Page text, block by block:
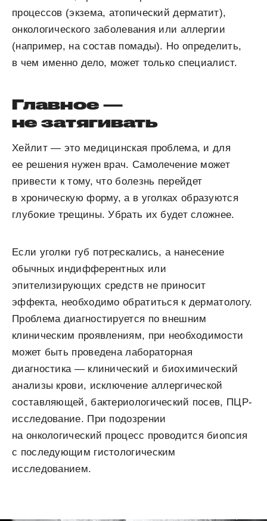
процессов (экзема, атопический дерматит),
онкологического заболевания или аллергии
(например, на состав помады). Но определить,
в чем именно дело, может только специалист.
Главное —
не затягивать
Хейлит — это медицинская проблема, и для
ее решения нужен врач. Самолечение может
привести к тому, что болезнь перейдет
в хроническую форму, а в уголках образуются
глубокие трещины. Убрать их будет сложнее.
Если уголки губ потрескались, а нанесение
обычных индифферентных или
эпителизирующих средств не приносит
эффекта, необходимо обратиться к дерматологу.
Проблема диагностируется по внешним
клиническим проявлениям, при необходимости
может быть проведена лабораторная
диагностика — клинический и биохимический
анализы крови, исключение аллергической
составляющей, бактериологический посев, ПЦР-
исследование. При подозрении
на онкологический процесс проводится биопсия
с последующим гистологическим
исследованием.